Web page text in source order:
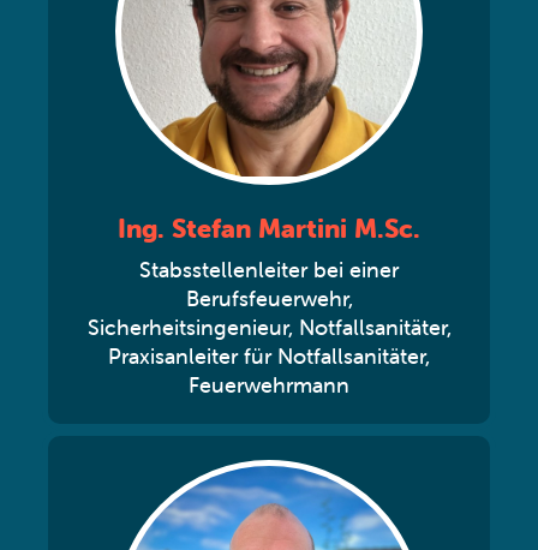
Ing. Stefan Martini M.Sc.
Stabsstellenleiter bei einer
Berufsfeuerwehr,
Sicherheitsingenieur, Notfallsanitäter,
Praxisanleiter für Notfallsanitäter,
Feuerwehrmann